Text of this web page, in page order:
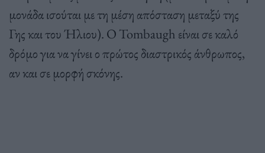
μονάδα ισούται με τη μέση απόσταση μεταξύ της
Γης και του Ήλιου). Ο Tombaugh είναι σε καλό
δρόμο για να γίνει ο πρώτος διαστρικός άνθρωπος,
αν και σε μορφή σκόνης.